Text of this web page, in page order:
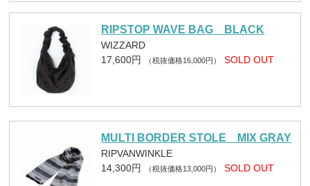
RIPSTOP WAVE BAG BLACK
WIZZARD
17,600円
（税抜価格16,000円） SOLD OUT
MULTI BORDER STOLE MIX GRAY
RIPVANWINKLE
14,300円
（税抜価格13,000円） SOLD OUT